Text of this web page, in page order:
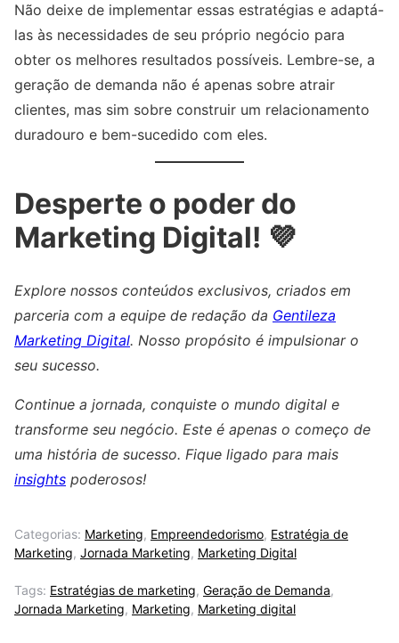
Não deixe de implementar essas estratégias e adaptá-
las às necessidades de seu próprio negócio para
obter os melhores resultados possíveis. Lembre-se, a
geração de demanda não é apenas sobre atrair
clientes, mas sim sobre construir um relacionamento
duradouro e bem-sucedido com eles.
Desperte o poder do
Marketing Digital! 💜
Explore nossos conteúdos exclusivos, criados em
parceria com a equipe de redação da Gentileza
Marketing Digital. Nosso propósito é impulsionar o
seu sucesso.
Continue a jornada, conquiste o mundo digital e
transforme seu negócio. Este é apenas o começo de
uma história de sucesso. Fique ligado para mais
insights poderosos!
Categorias: Marketing, Empreendedorismo, Estratégia de
Marketing, Jornada Marketing, Marketing Digital
Tags: Estratégias de marketing, Geração de Demanda,
Jornada Marketing, Marketing, Marketing digital